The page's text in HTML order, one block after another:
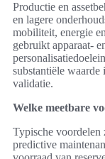
Productie en
en lagere
mobiliteit, energie
gebruikt apparaat-
substantiële
validatie.
Welke meetbare
Typische voordelen
predictive